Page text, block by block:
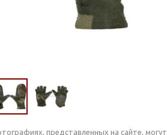
представленных на сайте, могут